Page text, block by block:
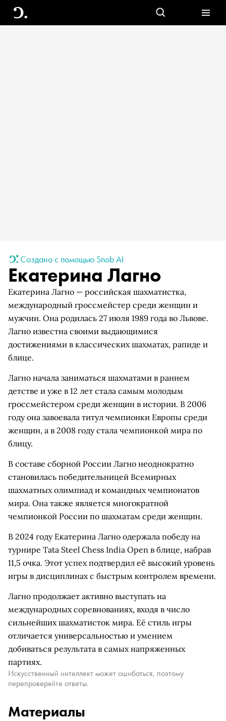
Создано с помощью Snob AI
Екатерина Лагно
Екатерина Лагно — российская шахматистка,
международный гроссмейстер среди женщин и
мужчин. Она родилась 27 июля 1989 года во Львове.
Лагно известна своими выдающимися
достижениями в классических шахматах, рапиде и
блице.
Лагно начала заниматься шахматами в раннем
детстве и уже в 12 лет стала самым молодым
гроссмейстером среди женщин в истории. В 2006
году она завоевала титул чемпионки Европы среди
женщин, а в 2008 году стала чемпионкой мира по
блицу.
В составе сборной России Лагно неоднократно
становилась победительницей Всемирных
шахматных олимпиад и командных чемпионатов
мира. Она также является многократной
чемпионкой России по шахматам среди женщин.
В 2024 году Екатерина Лагно одержала победу на
турнире Tata Steel Chess India Open в блице, набрав
11,5 очка. Этот успех подтвердил её высокий уровень
игры в дисциплинах с быстрым контролем времени.
Лагно продолжает активно выступать на
международных соревнованиях, входя в число
сильнейших шахматисток мира. Её стиль игры
отличается универсальностью и умением
добиваться результата в самых напряженных
партиях.
Искусственный интеллект может ошибаться, поэтому
перепроверяйте ответы.
Материалы